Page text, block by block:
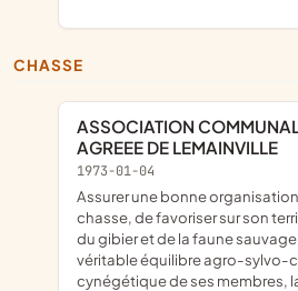
CHASSE
ASSOCIATION COMMUNALE DE CHASSE
AGREEE DE LEMAINVILLE
1973-01-04
assurer une bonne organisation technique de la
chasse, de favoriser sur son
du gibier et de la faune
véritable équilibre agro-sylvo-
cynégétique de ses membres,